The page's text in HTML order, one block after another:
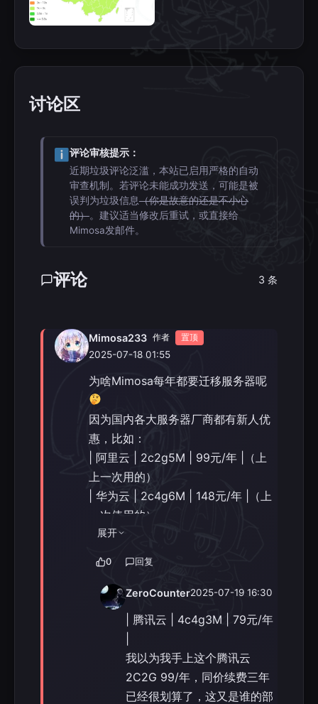
讨论区
评论审核提示：
近期垃圾评论泛滥，本站已启用严格的自动
审查机制。若评论未能成功发送，可能是被
误判为垃圾信息（你是故意的还是不小心
的）。建议适当修改后重试，或直接给
Mimosa发邮件。
评论 3 条
Mimosa233 作者 置顶
2025-07-18 01:55
为啥Mimosa每年都要迁移服务器呢
因为国内各大服务器厂商都有新人优
惠，比如：
| 阿里云 | 2c2g5M | 99元/年 |（上
上一次用的）
| 华为云 | 2c4g6M | 148元/年 |（上
一次使用的）
| 京东云 | 2c4g6M | 518元3年 |（正
2c4g6M 528元3年
……
（以上仅限购买一次）
毕竟这样真的很划算呀，一个月才
（不到）十几块钱，就是迁移服务器
怪麻烦的（所以我才选择3年长期的）
展开
0 回复
ZeroCounter2025-07-19 16:30
| 腾讯云 | 4c4g3M | 79元/年
我以为我手上这个腾讯云
2C2G 99/年，同价续费三年
已经很划算了，这又是谁的部